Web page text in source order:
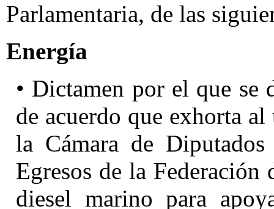
Parlamentaria, de las
Energía
• Dictamen por el que se
de acuerdo que exhorta
la Cámara de
Egresos de la
diesel marino para